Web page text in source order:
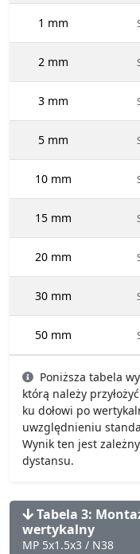
1 mm
2 mm
3 mm
5 mm
10 mm
15 mm
20 mm
30 mm
50 mm
Poniższa tabela
którą należy
ku dołowi po
uwzględnieniu
Wynik ten jest
dystansu.
Tabela 3:
wertykalny
MP 5x1.5x3 / N38